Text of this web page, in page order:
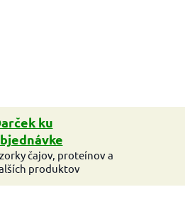
ku
čajov, proteínov a
produktov